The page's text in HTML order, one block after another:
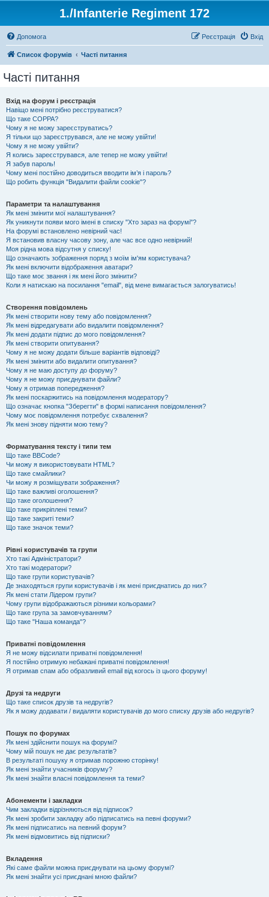
1./Infanterie Regiment 172
Допомога Вхід
Реєстрація
Список форумів Часті питання
Часті питання
Вхід на форум і реєстрація
Навіщо мені потрібно реєструватися?
Що таке COPPA?
Чому я не можу зареєструватись?
Я тільки що зареєструвався, але не можу увійти!
Чому я не можу увійти?
Я колись зареєструвався, але тепер не можу увійти!
Я забув пароль!
Чому мені постійно доводиться вводити ім’я і пароль?
Що робить функція "Видалити файли cookie"?
Параметри та налаштування
Як мені змінити мої налаштування?
Як уникнути появи мого імені в списку "Хто зараз на форумі"?
На форумі встановлено невірний час!
Я встановив власну часову зону, але час все одно невірний!
Моя рідна мова відсутня у списку!
Що означають зображення поряд з моїм ім'ям користувача?
Як мені включити відображення аватари?
Що таке моє звання і як мені його змінити?
Коли я натискаю на посилання "email", від мене вимагається залогуватись!
Створення повідомлень
Як мені створити нову тему або повідомлення?
Як мені відредагувати або видалити повідомлення?
Як мені додати підпис до мого повідомлення?
Як мені створити опитування?
Чому я не можу додати більше варіантів відповіді?
Як мені змінити або видалити опитування?
Чому я не маю доступу до форуму?
Чому я не можу приєднувати файли?
Чому я отримав попередження?
Як мені поскаржитись на повідомлення модератору?
Що означає кнопка "Зберегти" в формі написання повідомлення?
Чому моє повідомлення потребує схвалення?
Як мені знову підняти мою тему?
Форматування тексту і типи тем
Що таке BBCode?
Чи можу я використовувати HTML?
Що таке смайлики?
Чи можу я розміщувати зображення?
Що таке важливі оголошення?
Що таке оголошення?
Що таке прикріплені теми?
Що таке закриті теми?
Що таке значок теми?
Рівні користувачів та групи
Хто такі Адміністратори?
Хто такі модератори?
Що таке групи користувачів?
Де знаходяться групи користувачів і як мені приєднатись до них?
Як мені стати Лідером групи?
Чому групи відображаються різними кольорами?
Що таке група за замовчуванням?
Що таке "Наша команда"?
Приватні повідомлення
Я не можу відсилати приватні повідомлення!
Я постійно отримую небажані приватні повідомлення!
Я отримав спам або образливий email від когось із цього форуму!
Друзі та недруги
Що таке список друзів та недругів?
Як я можу додавати / видаляти користувачів до мого списку друзів або недругів?
Пошук по форумах
Як мені здійснити пошук на форумі?
Чому мій пошук не дає результатів?
В результаті пошуку я отримав порожню сторінку!
Як мені знайти учасників форуму?
Як мені знайти власні повідомлення та теми?
Абонементи і закладки
Чим закладки відрізняються від підписок?
Як мені зробити закладку або підписатись на певні форуми?
Як мені підписатись на певний форум?
Як мені відмовитись від підписки?
Вкладення
Які саме файли можна приєднувати на цьому форумі?
Як мені знайти усі приєднані мною файли?